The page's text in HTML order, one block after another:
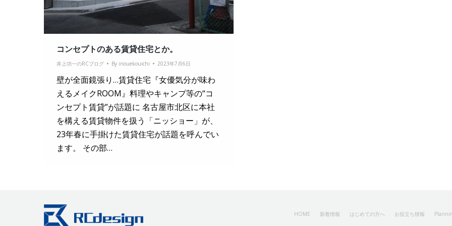
コンセプトのある賃貸住宅とか。
井上功一のRCブログ By inouekouichi 2023年7月6日
壁が全面鏡張り…賃貸住宅『女優気分が味わ
えるメイクROOM』料理やキャンプ等の“コ
ンセプト賃貸”が話題に 名古屋市北区に本社
を構える賃貸物件を扱う「ニッショー」が、
23年春に手掛けた賃貸住宅が話題を呼んでい
ます。 その部…
HOME 新着情報 はじめての方へ お役立ち情報